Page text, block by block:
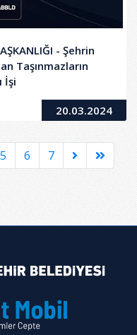
- Şehrin
Taşınmazların
İşi
20.03.2024
5 6 7